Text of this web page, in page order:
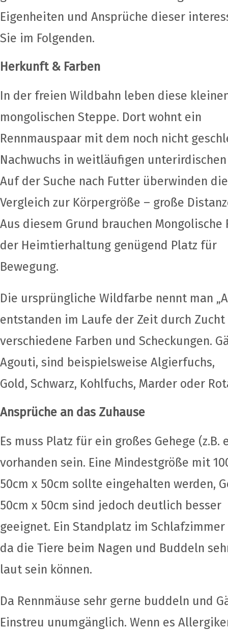
Eigenheiten und Ansprüche dieser
Sie im Folgenden.
Herkunft & Farben
In der freien Wildbahn leben diese
mongolischen Steppe. Dort wohnt ein
Rennmauspaar mit dem noch nicht
Nachwuchs in weitläufigen unterirdischen
Auf der Suche nach Futter überwinden
Vergleich zur Körpergröße – große
Aus diesem Grund brauchen Mongolische
der Heimtierhaltung genügend Platz für
Bewegung.
Die ursprüngliche Wildfarbe nennt man
entstanden im Laufe der Zeit durch Zucht
verschiedene Farben und Scheckungen.
Agouti, sind beispielsweise Algierfuchs,
Gold, Schwarz, Kohlfuchs, Marder oder
Ansprüche an das Zuhause
Es muss Platz für ein großes Gehege (z.B.
vorhanden sein. Eine Mindestgröße mit
50cm x 50cm sollte eingehalten werden,
50cm x 50cm sind jedoch deutlich besser
geeignet. Ein Standplatz im
da die Tiere beim Nagen und Buddeln
laut sein können.
Da Rennmäuse sehr gerne buddeln und
Einstreu unumgänglich. Wenn es